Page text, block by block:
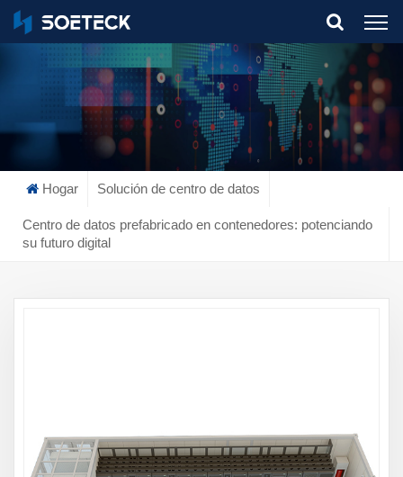
What Are You Looking For?
Hogar Solución de centro de datos
Centro de datos prefabricado en contenedores: potenciando
su futuro digital